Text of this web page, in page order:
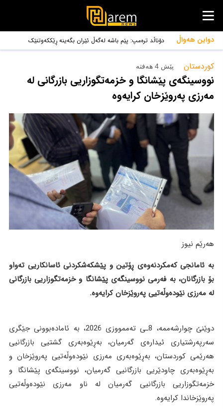
دواین هەواڵ دۆناڵد ترەمپ: پێم باشە لەگەڵ ئێران بگەینە ڕێککەوتنێک
کوردستان‌ پێش 4 هەفتە
نووسینگەی پێشانگا و خزمەتگوزاریی بازرگانی لە
مەرزی پەروێزخان کرایەوە
هەرێم نیوز
به‌ ئامانجی کەمکردنەوەی ڕۆتین و پێشکەشکردنی ئاسانکاریی تەواو
بۆ بازرگانان، بە فەرمی نووسینگەی پێشانگا و خزمەتگوزاریی بازرگانی
لە مەرزی نێودەوڵەتیی پەروێزخان کرایەوە.
دوێنێ چوارشەممە، 8ـی تەممووزی 2026، بە ئامادەبوونی جێگری
سەرپەرشتیاری ئیدارەی گەرمیان، بەڕێوەبەری گشتیی بازرگانیی
هەرێمی کوردستان، بەڕێوەبەری مەرزی نێودەوڵەتیی پەروێزخان و
بەڕێوەبەری چاودێریی بازرگانیی گەرمیان، نووسینگەی پێشانگا و
خزمەتگوزاریی بازرگانیی گەرمیان لە ناو مەرزی نێودەوڵەتیی
پەروێزخاندا کرایەوە.